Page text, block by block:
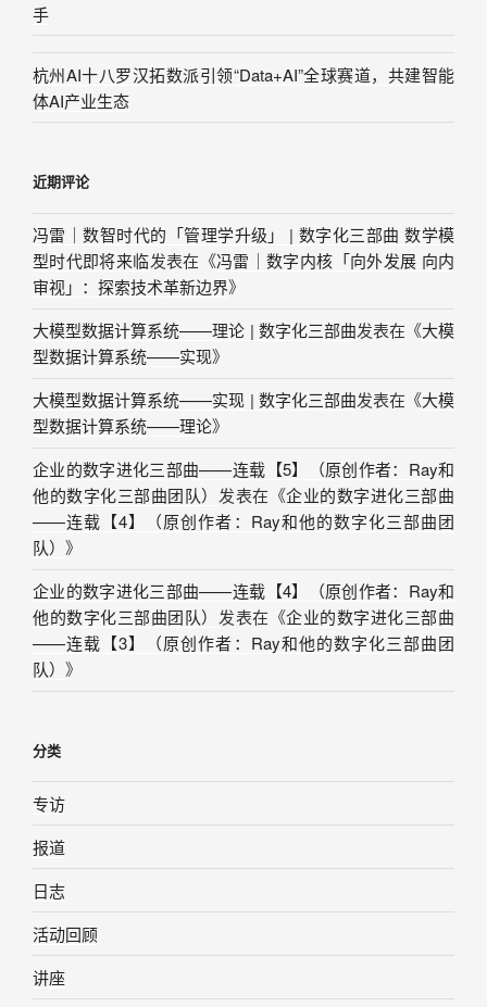
手
杭州AI十八罗汉拓数派引领“Data+AI”全球赛道，共建智能
体AI产业生态
近期评论
冯雷｜数智时代的「管理学升级」 | 数字化三部曲 数学模
型时代即将来临发表在《冯雷｜数字内核「向外发展 向内
审视」：探索技术革新边界》
大模型数据计算系统——理论 | 数字化三部曲发表在《大模
型数据计算系统——实现》
大模型数据计算系统——实现 | 数字化三部曲发表在《大模
型数据计算系统——理论》
企业的数字进化三部曲——连载【5】（原创作者：Ray和
他的数字化三部曲团队） 发表在《企业的数字进化三部曲
——连载【4】（原创作者：Ray和他的数字化三部曲团
队） 》
企业的数字进化三部曲——连载【4】（原创作者：Ray和
他的数字化三部曲团队） 发表在《企业的数字进化三部曲
——连载【3】（原创作者：Ray和他的数字化三部曲团
队） 》
分类
专访
报道
日志
活动回顾
讲座